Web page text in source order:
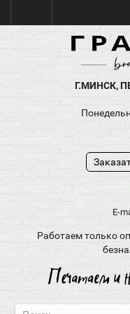
Г.МИНСК,
E-
Работаем только